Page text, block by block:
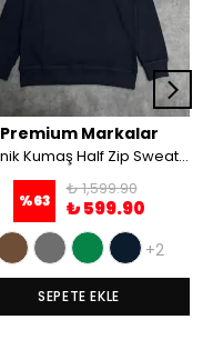
Premium Markalar
Selanik Kumaş Half Zip Sweatshirt
%63
₺ 1,599.90
₺ 599.90
+2
SEPETE EKLE